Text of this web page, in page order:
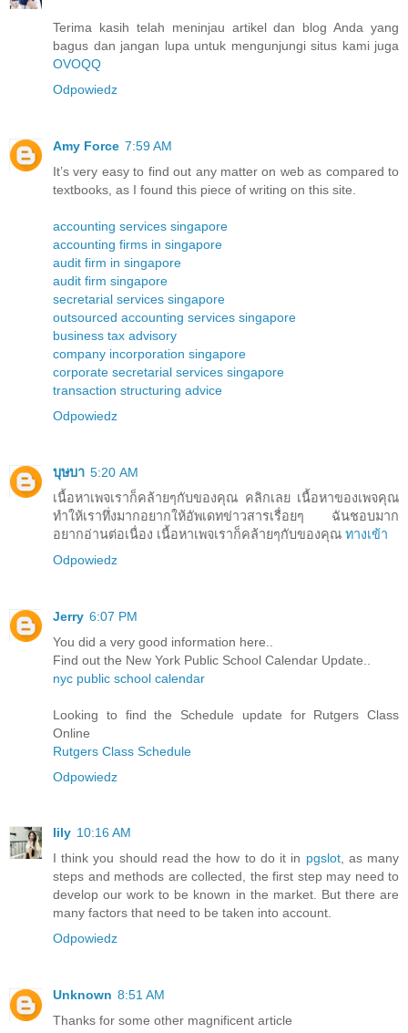
Terima kasih telah meninjau artikel dan blog Anda yang
bagus dan jangan lupa untuk mengunjungi situs kami juga
OVOQQ
Odpowiedz
Amy Force 7:59 AM
It’s very easy to find out any matter on web as compared to
textbooks, as I found this piece of writing on this site.
accounting services singapore
accounting firms in singapore
audit firm in singapore
audit firm singapore
secretarial services singapore
outsourced accounting services singapore
business tax advisory
company incorporation singapore
corporate secretarial services singapore
transaction structuring advice
Odpowiedz
บุษบา 5:20 AM
เนื้อหาเพจเราก็คล้ายๆกับของคุณ คลิกเลย เนื้อหาของเพจคุณ
ทำให้เราทึ่งมากอยากให้อัพเดทข่าวสารเรื่อยๆ ฉันชอบมาก
อยากอ่านต่อเนื่อง เนื้อหาเพจเราก็คล้ายๆกับของคุณ ทางเข้า
Odpowiedz
Jerry 6:07 PM
You did a very good information here..
Find out the New York Public School Calendar Update..
nyc public school calendar
Looking to find the Schedule update for Rutgers Class
Online
Rutgers Class Schedule
Odpowiedz
lily 10:16 AM
I think you should read the how to do it in pgslot, as many
steps and methods are collected, the first step may need to
develop our work to be known in the market. But there are
many factors that need to be taken into account.
Odpowiedz
Unknown 8:51 AM
Thanks for some other magnificent article